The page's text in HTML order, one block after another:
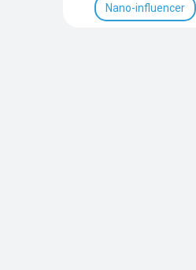
Nano-influencer